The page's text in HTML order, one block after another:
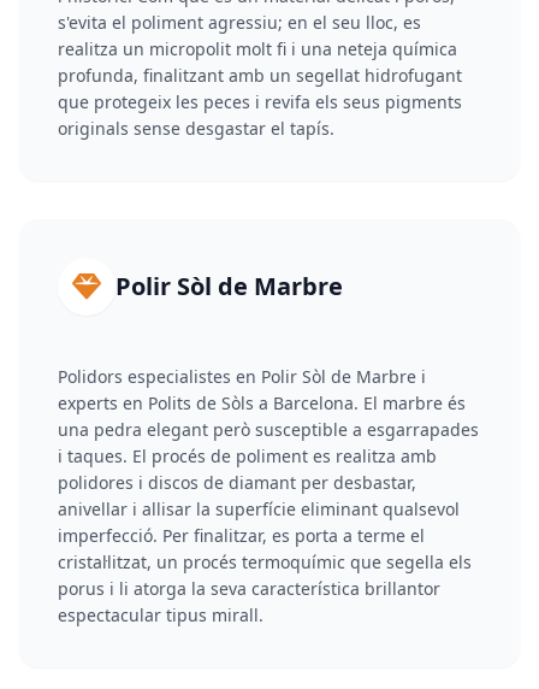
s'evita el poliment agressiu; en el seu lloc, es
realitza un micropolit molt fi i una neteja química
profunda, finalitzant amb un segellat hidrofugant
que protegeix les peces i revifa els seus pigments
originals sense desgastar el tapís.
Polir Sòl de Marbre
Polidors especialistes en Polir Sòl de Marbre i
experts en Polits de Sòls a Barcelona. El marbre és
una pedra elegant però susceptible a esgarrapades
i taques. El procés de poliment es realitza amb
polidores i discos de diamant per desbastar,
anivellar i allisar la superfície eliminant qualsevol
imperfecció. Per finalitzar, es porta a terme el
cristal·litzat, un procés termoquímic que segella els
porus i li atorga la seva característica brillantor
espectacular tipus mirall.